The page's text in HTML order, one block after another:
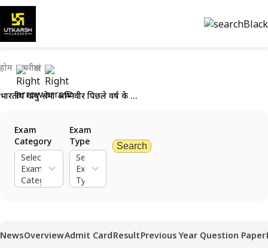
होम परीक्षाएं
भारतीय वायु सेना अग्निवीर पिछले वर्ष के प्रश्न पत्र
Exam
Category
Select
Exam
Category
Exam
Type
Select
Exam
Type
Search
NewsOverviewAdmit CardResultPrevious Year Question Paper